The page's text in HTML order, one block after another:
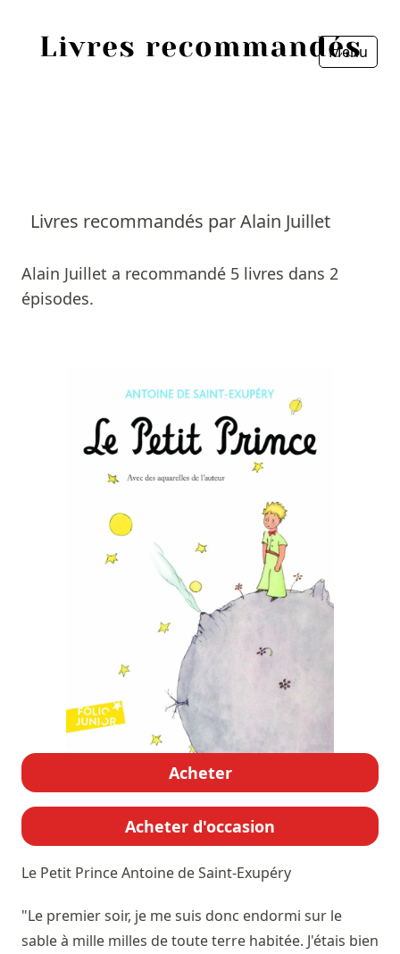
Menu
Livres recommandés par Alain Juillet
Alain Juillet a recommandé 5 livres dans 2
épisodes.
Acheter
Acheter d'occasion
Le Petit PrinceAntoine de Saint-Exupéry
"Le premier soir, je me suis donc endormi sur le
sable à mille milles de toute terre habitée. J'étais bien
Livres
Prix littéraires
Fermer